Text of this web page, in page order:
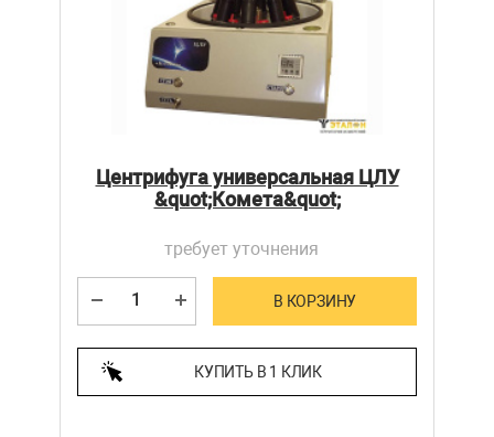
Центрифуга универсальная ЦЛУ
&quot;Комета&quot;
требует уточнения
В КОРЗИНУ
КУПИТЬ В 1 КЛИК